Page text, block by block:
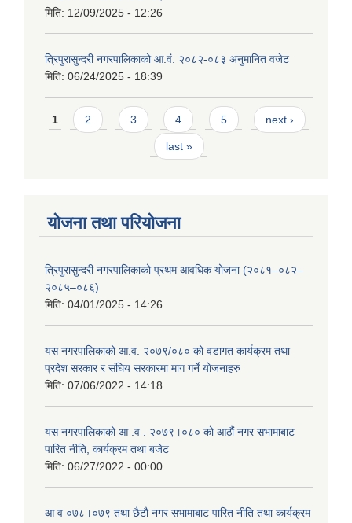
मिति: 12/09/2025 - 12:26
त्रिपुरासुन्दरी नगरपालिकाको आ.वं. २०८२-०८३ अनुमानित वजेट
मिति: 06/24/2025 - 18:39
Pages
1 2 3 4 5 next ›
last »
योजना तथा परियोजना
त्रिपुरासुन्दरी नगरपालिकाको प्रथम आवधिक योजना (२०८१–०८२–
२०८५–०८६)
मिति: 04/01/2025 - 14:26
यस नगरपालिकाको आ.व. २०७९/०८० को वडागत कार्यक्रम तथा
प्रदेश सरकार र संघिय सरकारमा माग गर्ने याेजनाहरु
मिति: 07/06/2022 - 14:18
यस नगरपालिकाको आ‍ .व . २०७९।०८० को आठौं नगर सभामाबाट
पारित नीति, कार्यक्रम तथा बजेट
मिति: 06/27/2022 - 00:00
आ‍ व ०७८।०७९ तथा छैटाै नगर सभामाबाट पारित नीति तथा कार्यक्रम